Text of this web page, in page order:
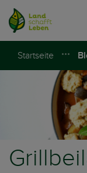
Startseite